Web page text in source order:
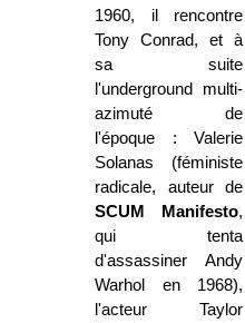
1960, il rencontre
Tony Conrad, et à
sa suite
l'underground multi-
azimuté de
l'époque : Valerie
Solanas (féministe
radicale, auteur de
SCUM Manifesto,
qui tenta
d'assassiner Andy
Warhol en 1968),
l'acteur Taylor